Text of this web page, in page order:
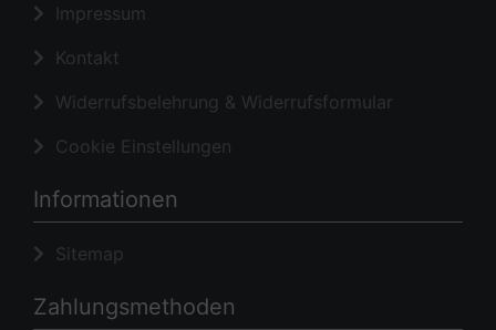
Impressum
Kontakt
Widerrufsbelehrung & Widerrufsformular
Cookie Einstellungen
Informationen
Sitemap
Zahlungsmethoden